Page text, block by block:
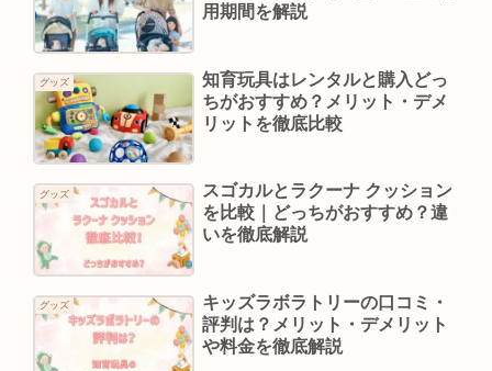
用期間を解説
グッズ
知育玩具はレンタルと購入どっ
ちがおすすめ？メリット・デメ
リットを徹底比較
グッズ
スゴカルとラクーナ クッション
を比較｜どっちがおすすめ？違
いを徹底解説
グッズ
キッズラボラトリーの口コミ・
評判は？メリット・デメリット
や料金を徹底解説